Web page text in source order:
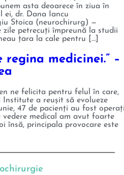
asta deoarece în ziua în
ei, dr. Dana Iancu
Stoica (neurochirurg) —
zile petrecuți împreună la studii
țara la cale pentru […]
regina medicinei.” –
ne felicita pentru felul în care,
a reușit să evolueze
47 de pacienți au fost
vedere medical am avut foarte
însă, principala provocare este